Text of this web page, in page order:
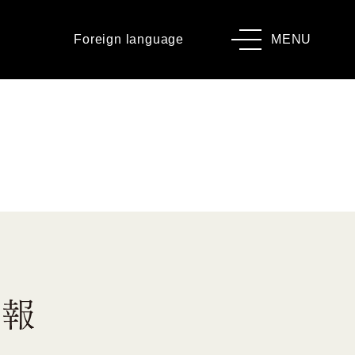
Foreign language MENU